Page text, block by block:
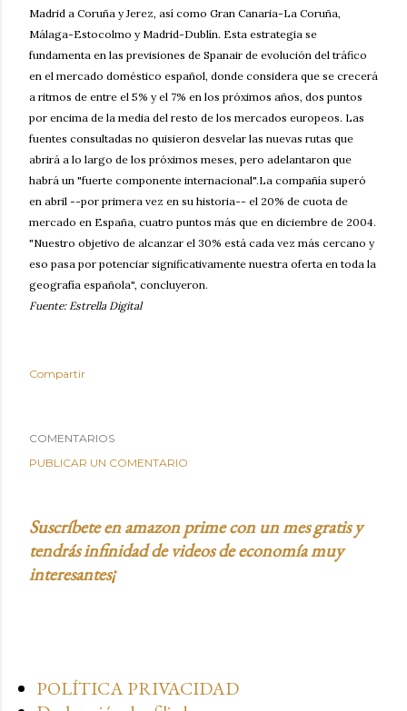
Madrid a Coruña y Jerez, así como Gran Canaria-La Coruña,
Málaga-Estocolmo y Madrid-Dublín. Esta estrategia se
fundamenta en las previsiones de Spanair de evolución del tráfico
en el mercado doméstico español, donde considera que se crecerá
a ritmos de entre el 5% y el 7% en los próximos años, dos puntos
por encima de la media del resto de los mercados europeos. Las
fuentes consultadas no quisieron desvelar las nuevas rutas que
abrirá a lo largo de los próximos meses, pero adelantaron que
habrá un "fuerte componente internacional".La compañía superó
en abril --por primera vez en su historia-- el 20% de cuota de
mercado en España, cuatro puntos más que en diciembre de 2004.
"Nuestro objetivo de alcanzar el 30% está cada vez más cercano y
eso pasa por potenciar significativamente nuestra oferta en toda la
geografía española", concluyeron.
Fuente: Estrella Digital
Compartir
COMENTARIOS
PUBLICAR UN COMENTARIO
Suscríbete en amazon prime con un mes gratis y
tendrás infinidad de videos de economía muy
interesantes¡
POLÍTICA PRIVACIDAD